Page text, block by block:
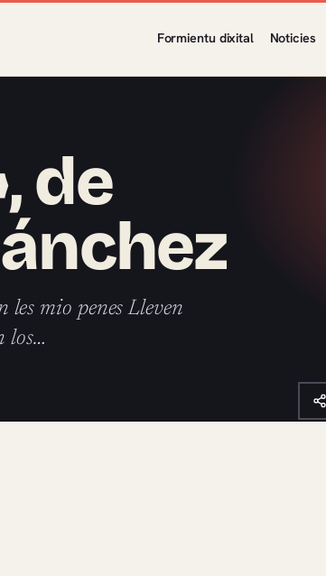
Formientu dixital Noticies
de
les mio penes Lleven
los…